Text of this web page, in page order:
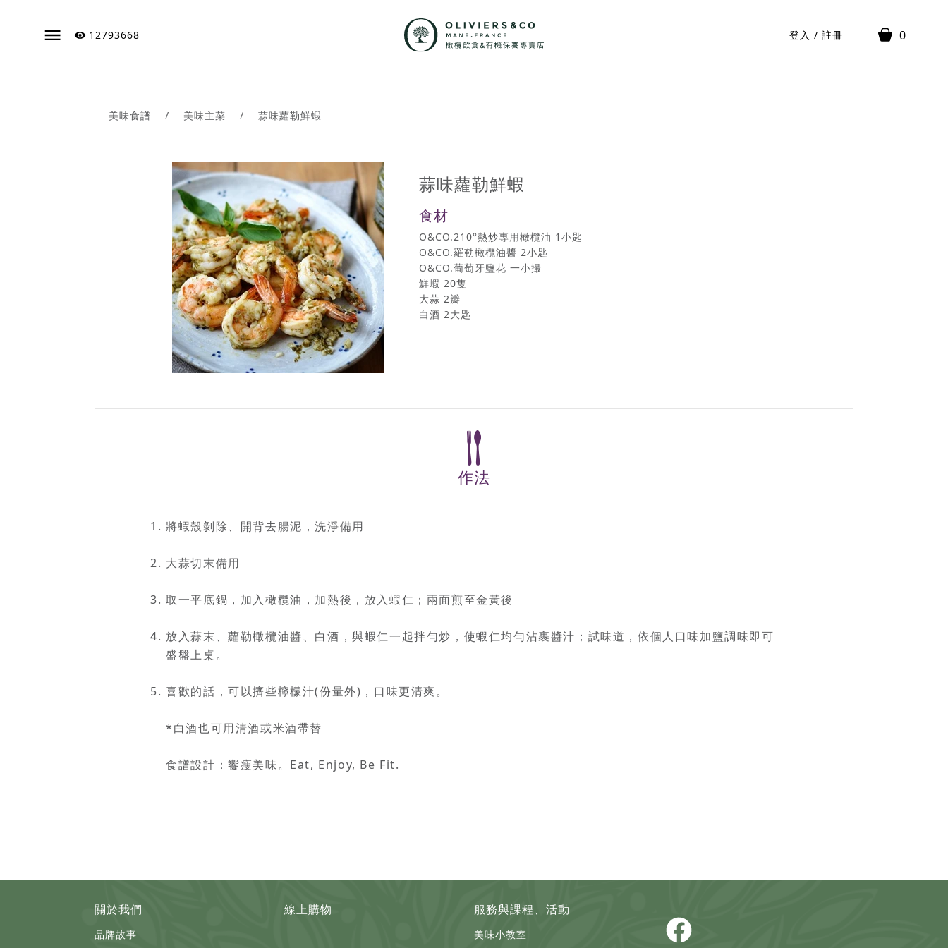
12793668 登入 / 註冊 0
美味食譜 / 美味主菜 / 蒜味蘿勒鮮蝦
蒜味蘿勒鮮蝦
食材
O&CO.210°熱炒專用橄欖油 1小匙
O&CO.羅勒橄欖油醬 2小匙
O&CO.葡萄牙鹽花 一小撮
鮮蝦 20隻
大蒜 2瓣
白酒 2大匙
作法
將蝦殼剝除、開背去腸泥，洗淨備用
大蒜切末備用
取一平底鍋，加入橄欖油，加熱後，放入蝦仁；兩面煎至金黃後
放入蒜末、蘿勒橄欖油醬、白酒，與蝦仁一起拌勻炒，使蝦仁均勻沾裹醬汁；試味道，依個人口味加鹽調味即可
盛盤上桌。
喜歡的話，可以擠些檸檬汁(份量外)，口味更清爽。
*白酒也可用清酒或米酒帶替
食譜設計：饗瘦美味。Eat, Enjoy, Be Fit.
關於我們
品牌故事
線上購物 服務與課程、活動
美味小教室